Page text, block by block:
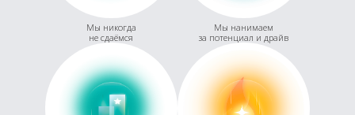
Мы никогда
не сдаёмся
Мы нанимаем
за потенциал и драйв